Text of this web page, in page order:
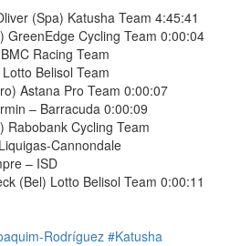
(Spa) Katusha Team 4:45:41
GreenEdge Cycling Team 0:00:04
Racing Team
Belisol Team
Astana Pro Team 0:00:07
– Barracuda 0:00:09
Rabobank Cycling Team
Cannondale
– ISD
(Bel) Lotto Belisol Team 0:00:11
Rodríguez#Katusha